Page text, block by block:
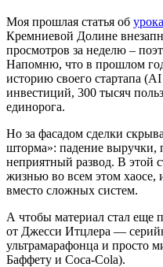
Моя прошлая статья об
Кремниевой Долине
просмотров за неделю –
Напомню, что в прошлом
историю своего стартапа
инвестиций, 300 тысяч
единорога.
Но за фасадом сделки
шторма»: падение выручки,
неприятный развод. В этой
жизнью во всем этом хаосе,
вместо сложных систем.
А чтобы материал стал еще
от Джесси Итцлера —
ультрамарафонца и просто
Баффету и Coca-Cola).